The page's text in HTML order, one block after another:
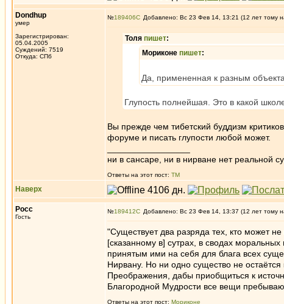
Dondhup
умер
Зарегистрирован:
05.04.2005
Суждений: 7519
Откуда: СПб
№189406 Добавлено: Вс 23 Фев 14, 13:21 (12 лет тому
Толя пишет:
Мориконе пишет:
Да, примененная к разным
Глупость полнейшая. Это в какой
Вы прежде чем тибетский буддизм
форуме и писать глупости любой может.
ни в сансаре, ни в нирване нет реальной
Ответы на этот пост: ТМ
Наверх
Росс
Гость
№189412 Добавлено: Вс 23 Фев 14, 13:37 (12 лет тому
"Существует два разряда тех, кто может
[сказанному в] сутрах, в сводах
принятым ими на себя для блага всех
Нирвану. Но ни одно существо не
Преображения, дабы приобщиться к
Благородной Мудрости все вещи
Ответы на этот пост: Мориконе